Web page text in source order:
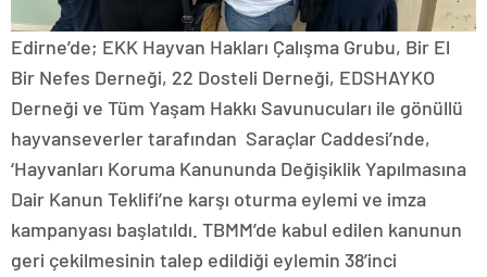
Edirne’de; EKK Hayvan Hakları Çalışma Grubu, Bir El
Bir Nefes Derneği, 22 Dosteli Derneği, EDSHAYKO
Derneği ve Tüm Yaşam Hakkı Savunucuları ile gönüllü
hayvanseverler tarafından Saraçlar Caddesi’nde,
‘Hayvanları Koruma Kanununda Değişiklik Yapılmasına
Dair Kanun Teklifi’ne karşı oturma eylemi ve imza
kampanyası başlatıldı. TBMM’de kabul edilen kanunun
geri çekilmesinin talep edildiği eylemin 38’inci